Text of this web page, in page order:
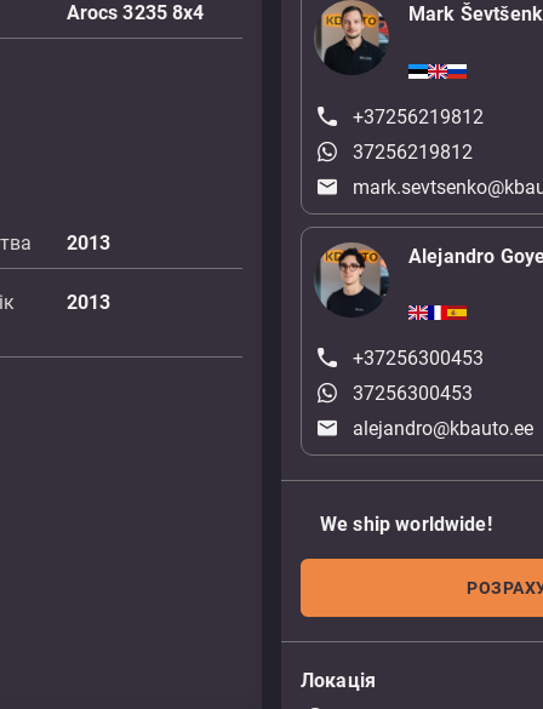
Arocs 3235 8x4
2013
2013
Mark
+37256219812
37256219812
Alejandro
+37256300453
37256300453
alejandro@kbauto.ee
We ship worldwide!
Локація